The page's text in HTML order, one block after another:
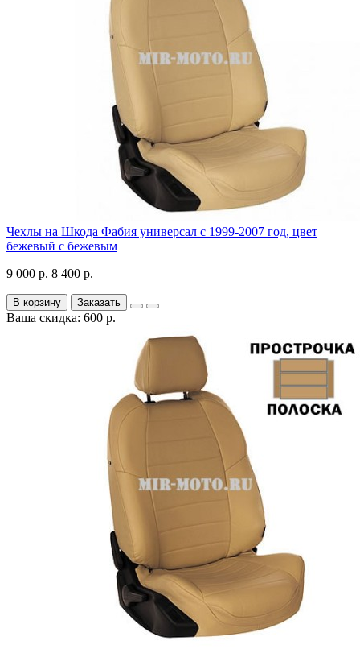
Чехлы на Шкода Фабия универсал с 1999-2007 год, цвет
бежевый с бежевым
9 000 р. 8 400 р.
В корзину Заказать
Ваша скидка: 600 р.